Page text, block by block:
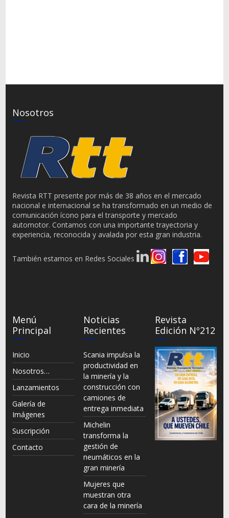
Nosotros
Revista RTT presente por más de 38 años en el mercado
nacional e internacional se ha transformado en un medio de
comunicación ícono para el transporte y mercado
automotor. Contamos con una importante trayectoria y
experiencia, reconocida y avalada por esta gran industria.
También estamos en Redes Sociales
Menú
Principal
Inicio
Nosotros…
Lanzamientos
Galería de
Imágenes
Suscripción
Contacto
Noticias
Recientes
Scania impulsa la
productividad en
la minería y la
construcción con
camiones de
entrega inmediata
Michelin
transforma la
gestión de
neumáticos en la
gran minería
Mujeres que
muestran otra
cara de la minería
Revista
Edición Nº212